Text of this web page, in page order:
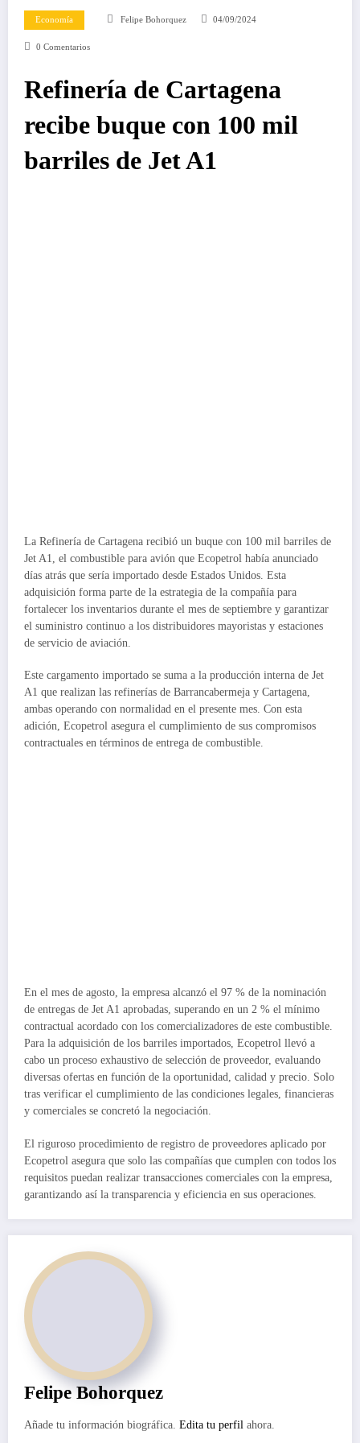
Economía Felipe Bohorquez 04/09/2024
0 Comentarios
Refinería de Cartagena
recibe buque con 100 mil
barriles de Jet A1
La Refinería de Cartagena recibió un buque con 100 mil barriles de
Jet A1, el combustible para avión que Ecopetrol había anunciado
días atrás que sería importado desde Estados Unidos. Esta
adquisición forma parte de la estrategia de la compañía para
fortalecer los inventarios durante el mes de septiembre y garantizar
el suministro continuo a los distribuidores mayoristas y estaciones
de servicio de aviación.
Este cargamento importado se suma a la producción interna de Jet
A1 que realizan las refinerías de Barrancabermeja y Cartagena,
ambas operando con normalidad en el presente mes. Con esta
adición, Ecopetrol asegura el cumplimiento de sus compromisos
contractuales en términos de entrega de combustible.
En el mes de agosto, la empresa alcanzó el 97 % de la nominación
de entregas de Jet A1 aprobadas, superando en un 2 % el mínimo
contractual acordado con los comercializadores de este combustible.
Para la adquisición de los barriles importados, Ecopetrol llevó a
cabo un proceso exhaustivo de selección de proveedor, evaluando
diversas ofertas en función de la oportunidad, calidad y precio. Solo
tras verificar el cumplimiento de las condiciones legales, financieras
y comerciales se concretó la negociación.
El riguroso procedimiento de registro de proveedores aplicado por
Ecopetrol asegura que solo las compañías que cumplen con todos los
requisitos puedan realizar transacciones comerciales con la empresa,
garantizando así la transparencia y eficiencia en sus operaciones.
Felipe Bohorquez
Añade tu información biográfica. Edita tu perfil ahora.